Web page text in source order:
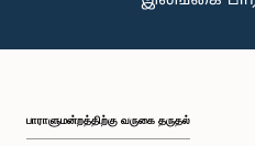
பாராளுமன்றத்திற்கு வருகை தருதல்